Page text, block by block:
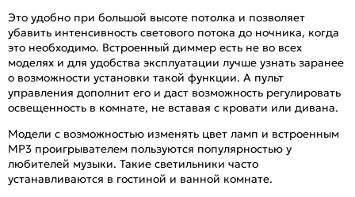
Это удобно при большой высоте потолка и позволяет
убавить интенсивность светового потока до ночника, когда
это необходимо. Встроенный диммер есть не во всех
моделях и для удобства эксплуатации лучше узнать заранее
о возможности установки такой функции. А пульт
управления дополнит его и даст возможность регулировать
освещенность в комнате, не вставая с кровати или дивана.
Модели с возможностью изменять цвет ламп и встроенным
МР3 проигрывателем пользуются популярностью у
любителей музыки. Такие светильники часто
устанавливаются в гостиной и ванной комнате.